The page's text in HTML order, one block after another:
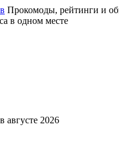
Прокомоды, рейтинги и
в одном месте
августе 2026